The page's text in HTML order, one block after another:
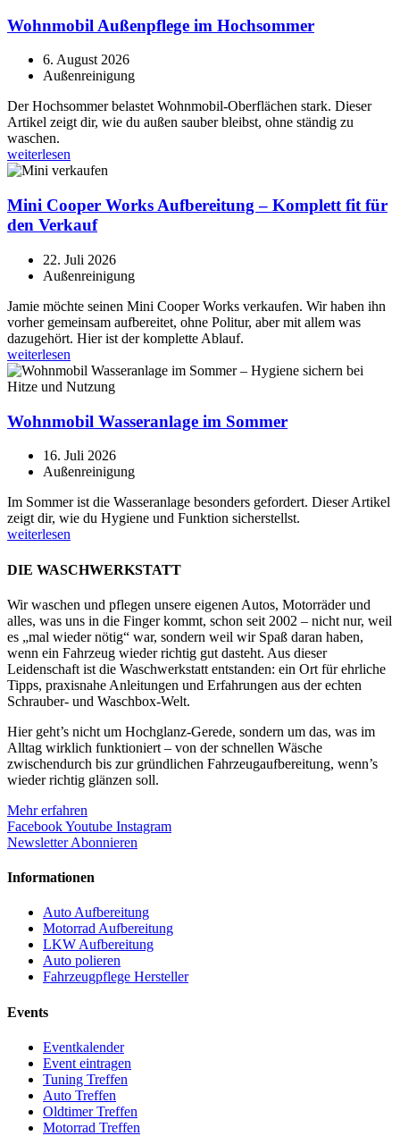
Wohnmobil Außenpflege im Hochsommer
6. August 2026
Außenreinigung
Der Hochsommer belastet Wohnmobil-Oberflächen stark. Dieser
Artikel zeigt dir, wie du außen sauber bleibst, ohne ständig zu
waschen.
weiterlesen
Mini Cooper Works Aufbereitung – Komplett fit für
den Verkauf
22. Juli 2026
Außenreinigung
Jamie möchte seinen Mini Cooper Works verkaufen. Wir haben ihn
vorher gemeinsam aufbereitet, ohne Politur, aber mit allem was
dazugehört. Hier ist der komplette Ablauf.
weiterlesen
Wohnmobil Wasseranlage im Sommer
16. Juli 2026
Außenreinigung
Im Sommer ist die Wasseranlage besonders gefordert. Dieser Artikel
zeigt dir, wie du Hygiene und Funktion sicherstellst.
weiterlesen
DIE WASCHWERKSTATT
Wir waschen und pflegen unsere eigenen Autos, Motorräder und
alles, was uns in die Finger kommt, schon seit 2002 – nicht nur, weil
es „mal wieder nötig“ war, sondern weil wir Spaß daran haben,
wenn ein Fahrzeug wieder richtig gut dasteht. Aus dieser
Leidenschaft ist die Waschwerkstatt entstanden: ein Ort für ehrliche
Tipps, praxisnahe Anleitungen und Erfahrungen aus der echten
Schrauber- und Waschbox-Welt.
Hier geht’s nicht um Hochglanz-Gerede, sondern um das, was im
Alltag wirklich funktioniert – von der schnellen Wäsche
zwischendurch bis zur gründlichen Fahrzeugaufbereitung, wenn’s
wieder richtig glänzen soll.
Mehr erfahren
FacebookYoutube Instagram
Newsletter Abonnieren
Informationen
Auto Aufbereitung
Motorrad Aufbereitung
LKW Aufbereitung
Auto polieren
Fahrzeugpflege Hersteller
Events
Eventkalender
Event eintragen
Tuning Treffen
Auto Treffen
Oldtimer Treffen
Motorrad Treffen